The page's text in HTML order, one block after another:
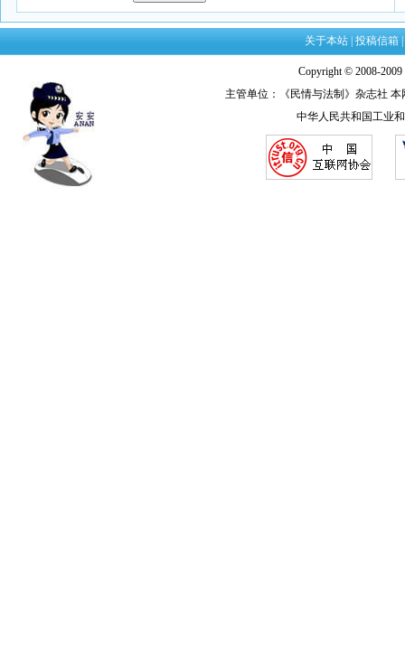
关于本站 投稿信箱
Copyright © 2008-
主管单位：《民情与法制》杂志社
中华人民共和国工业